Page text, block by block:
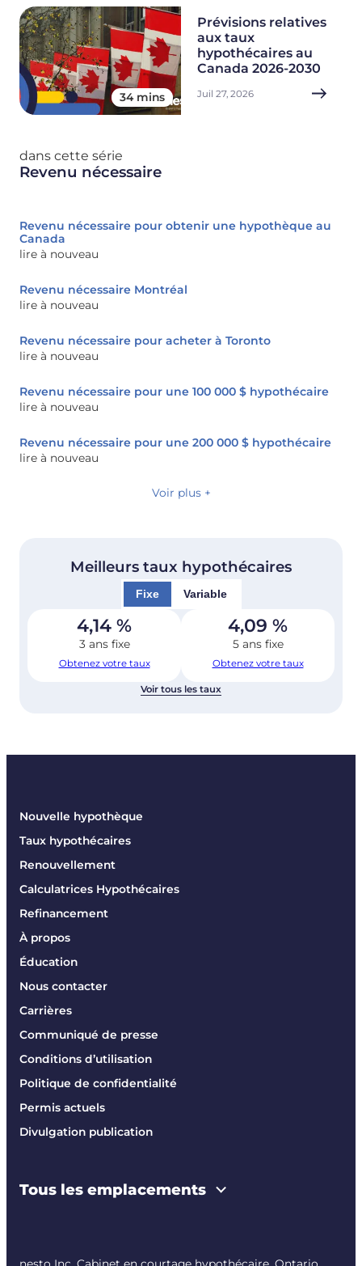
34 mins
Prévisions relatives
aux taux
hypothécaires au
Canada 2026-2030
Juil 27, 2026
dans cette série
Revenu nécessaire
Revenu nécessaire pour obtenir une hypothèque au
Canada
lire à nouveau
Revenu nécessaire Montréal
lire à nouveau
Revenu nécessaire pour acheter à Toronto
lire à nouveau
Revenu nécessaire pour une 100 000 $ hypothécaire
lire à nouveau
Revenu nécessaire pour une 200 000 $ hypothécaire
lire à nouveau
Voir plus +
Meilleurs taux hypothécaires
Fixe Variable
4,14 %
3 ans fixe
Obtenez votre taux
4,09 %
5 ans fixe
Obtenez votre taux
Voir tous les taux
Nouvelle hypothèque
Taux hypothécaires
Renouvellement
Calculatrices Hypothécaires
Refinancement
À propos
Éducation
Nous contacter
Carrières
Communiqué de presse
Conditions d’utilisation
Politique de confidentialité
Permis actuels
Divulgation publication
Tous les emplacements
nesto Inc. Cabinet en courtage hypothécaire. Ontario